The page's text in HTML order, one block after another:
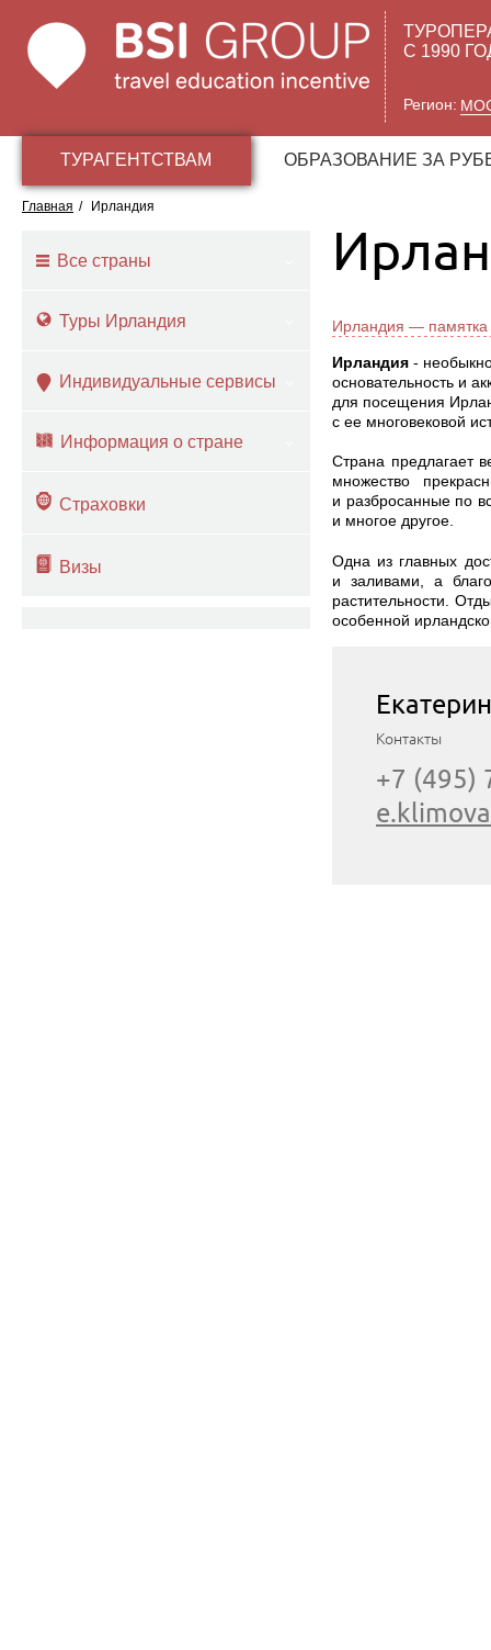
С 1990
Регион:
ТУРАГЕНТСТВАМ ОБРАЗОВАНИЕ ЗА
Главная / Ирландия
Все страны
Туры Ирландия
Индивидуальные сервисы
Информация о стране
Страховки
Визы
Ирландия — памятка
Ирландия -
основательность и
для посещения
с ее многовековой
Страна предлагает
множество
и разбросанные по
и многое другое.
Одна из главных
и заливами, а
растительности.
особенной
Контакты
+7 (495)